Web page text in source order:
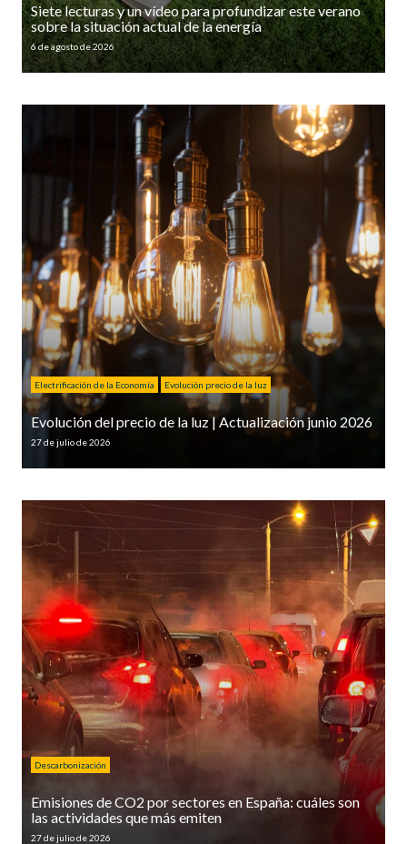
Siete lecturas y un vídeo para profundizar este verano
sobre la situación actual de la energía
6 de agosto de 2026
Electrificación de la Economía Evolución precio de la luz
Evolución del precio de la luz | Actualización junio 2026
27 de julio de 2026
Descarbonización
Emisiones de CO2 por sectores en España: cuáles son
las actividades que más emiten
27 de julio de 2026